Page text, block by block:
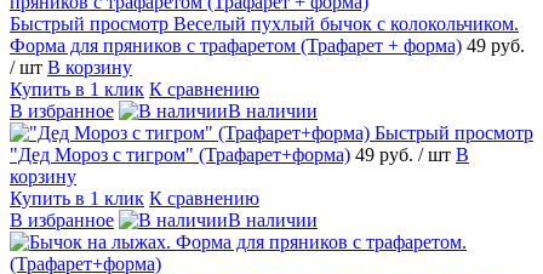
Быстрый просмотр Веселый пухлый бычок с колокольчиком.
Форма для пряников с трафаретом (Трафарет + форма) 49 руб.
/ шт В корзину
Купить в 1 клик К сравнению
В избранное
В наличии
Быстрый просмотр
"Дед Мороз с тигром" (Трафарет+форма) 49 руб. / шт В
корзину
Купить в 1 клик К сравнению
В избранное
В наличии